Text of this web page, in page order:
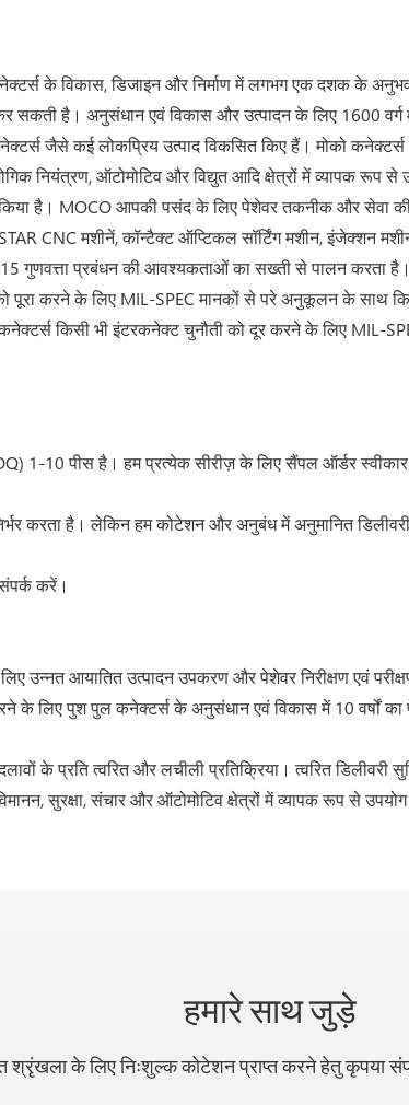
के विकास, डिजाइन और निर्माण में लगभग एक दशक के
है। अनुसंधान एवं विकास और उत्पादन के लिए 1600 वर्ग
जैसे कई लोकप्रिय उत्पाद विकसित किए हैं। मोको
नियंत्रण, ऑटोमोटिव और विद्युत आदि क्षेत्रों में व्यापक
है। MOCO आपकी पसंद के लिए पेशेवर तकनीक और सेवा
CNC मशीनें, कॉन्टैक्ट ऑप्टिकल सॉर्टिंग मशीन, इंजेक्शन
गुणवत्ता प्रबंधन की आवश्यकताओं का सख्ती से पालन करता
पूरा करने के लिए MIL-SPEC मानकों से परे अनुकूलन के साथ
किसी भी इंटरकनेक्ट चुनौती को दूर करने के लिए MIL-
1-10 पीस है। हम प्रत्येक सीरीज़ के लिए सैंपल ऑर्डर
करता है। लेकिन हम कोटेशन और अनुबंध में अनुमानित
करें।
उन्नत आयातित उत्पादन उपकरण और पेशेवर निरीक्षण एवं
के लिए पुश पुल कनेक्टर्स के अनुसंधान एवं विकास में 10 वर्षों
के प्रति त्वरित और लचीली प्रतिक्रिया। त्वरित डिलीवरी
सुरक्षा, संचार और ऑटोमोटिव क्षेत्रों में व्यापक रूप से
हमारे साथ जुड़े
श्रृंखला के लिए निःशुल्क कोटेशन प्राप्त करने हेतु कृपया